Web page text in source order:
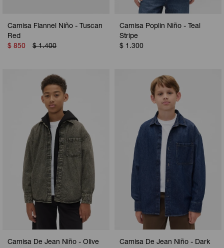
Camisa Flannel Niño - Tuscan
Red
$ 850 $ 1.400
Camisa Poplin Niño - Teal
Stripe
$ 1.300
Camisa De Jean Niño - Olive
Camisa De Jean Niño - Dark